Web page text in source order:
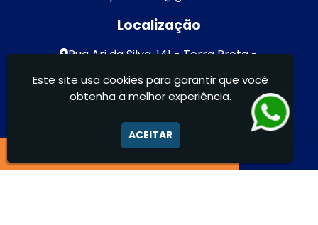
Localização
Rua Ari da Silva, 141 - Terra Preta -
Aspecto Comunicação Visual Ltda -
Este site usa cookies para garantir que você
obtenha a melhor experiência.
ACEITAR